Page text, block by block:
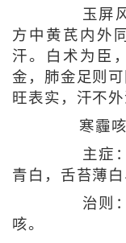
玉屏风
方中黄芪内外
汗。白术为臣
金，肺金足则
旺表实，汗不
寒霾咳
主症：
青白，舌苔薄白
治则：
咳。